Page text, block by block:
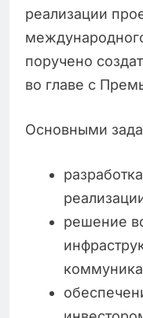
реализации
поручено
во главе с
Основными
решение